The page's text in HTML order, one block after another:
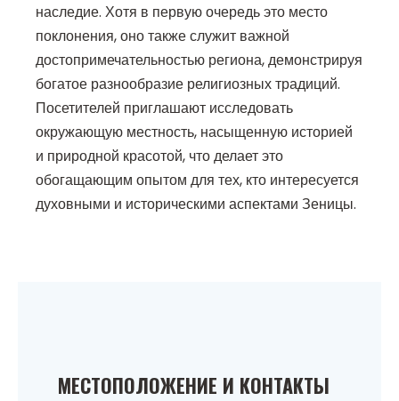
наследие. Хотя в первую очередь это место
поклонения, оно также служит важной
достопримечательностью региона, демонстрируя
богатое разнообразие религиозных традиций.
Посетителей приглашают исследовать
окружающую местность, насыщенную историей
и природной красотой, что делает это
обогащающим опытом для тех, кто интересуется
духовными и историческими аспектами Зеницы.
МЕСТОПОЛОЖЕНИЕ И КОНТАКТЫ